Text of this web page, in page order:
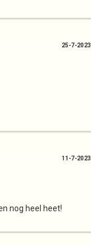
25-7-2023
nog heel heet!
11-7-2023